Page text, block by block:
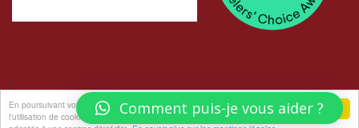
j'accepte
En poursuivant votre navigation sur ce site, vous acceptez
l'utilisation de cookies pour vous proposer des offres et services
© COPYRIGHT LES ATELIERS AU CHÂTEAU - PHOTOS ELISABETH ROGER
Comment puis-je vous aider ?